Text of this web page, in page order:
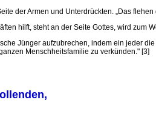
der Armen und Unterdrückten. „Das
hilft, steht an der Seite Gottes, wird zum
Jünger aufzubrechen, indem ein jeder
Menschheitsfamilie zu verkünden." [3]